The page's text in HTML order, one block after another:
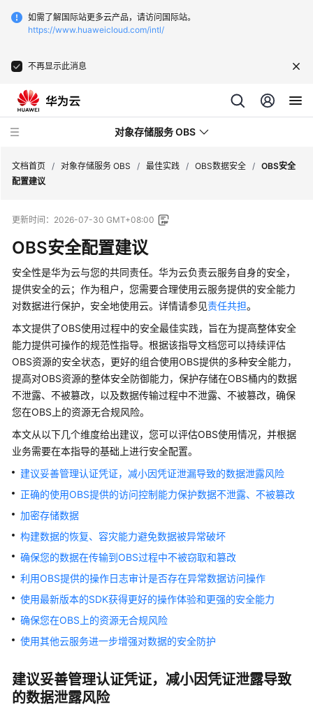
如需了解国际站更多云产品，请访问国际站。
https://www.huaweicloud.com/intl/
不再显示此消息
对象存储服务 OBS
新
动
态
服
务
告
产
品
介
绍
计
费
说
明
快
速
入
用
户
南
权
限
文档首页 / 对象存储服务 OBS / 最佳实践 / OBS数据安全 / OBS安全
配置建议
更新时间： 2026-07-30 GMT+08:00
OBS安全配置建议
安全性是华为云与您的共同责任。华为云负责云服务自身的安全，
提供安全的云；作为租户，您需要合理使用云服务提供的安全能力
对数据进行保护，安全地使用云。详情请参见责任共担。
本文提供了OBS使用过程中的安全最佳实践，旨在为提高整体安全
能力提供可操作的规范性指导。根据该指导文档您可以持续评估
OBS资源的安全状态，更好的组合使用OBS提供的多种安全能力，
提高对OBS资源的整体安全防御能力，保护存储在OBS桶内的数据
不泄露、不被篡改，以及数据传输过程中不泄露、不被篡改，确保
您在OBS上的资源无合规风险。
本文从以下几个维度给出建议，您可以评估OBS使用情况，并根据
业务需要在本指导的基础上进行安全配置。
建议妥善管理认证凭证，减小因凭证泄漏导致的数据泄露风险
正确的使用OBS提供的访问控制能力保护数据不泄露、不被篡改
加密存储数据
构建数据的恢复、容灾能力避免数据被异常破坏
确保您的数据在传输到OBS过程中不被窃取和篡改
利用OBS提供的操作日志审计是否存在异常数据访问操作
使用最新版本的SDK获得更好的操作体验和更强的安全能力
确保您在OBS上的资源无合规风险
使用其他云服务进一步增强对数据的安全防护
建议妥善管理认证凭证，减小因凭证泄露导致
的数据泄露风险